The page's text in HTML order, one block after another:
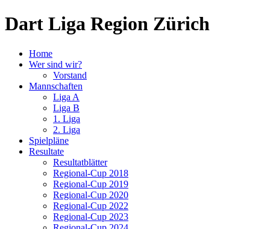
Dart Liga Region Zürich
Home
Wer sind wir?
Vorstand
Mannschaften
Liga A
Liga B
1. Liga
2. Liga
Spielpläne
Resultate
Resultatblätter
Regional-Cup 2018
Regional-Cup 2019
Regional-Cup 2020
Regional-Cup 2022
Regional-Cup 2023